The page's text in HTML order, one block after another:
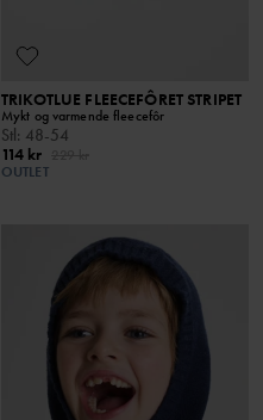
TRIKOTLUE FLEECEFÔRET STRIPET
Mykt og varmende fleecefôr
Stl : 48-54
114 kr
OUTLET